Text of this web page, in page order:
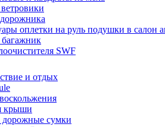
оплетки на руль подушки в салон
SWF
и отдых
крыши
сумки